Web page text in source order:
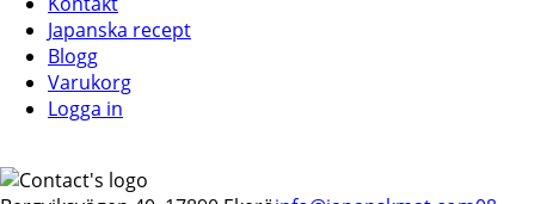
Japanska recept
Blogg
Varukorg
Logga in